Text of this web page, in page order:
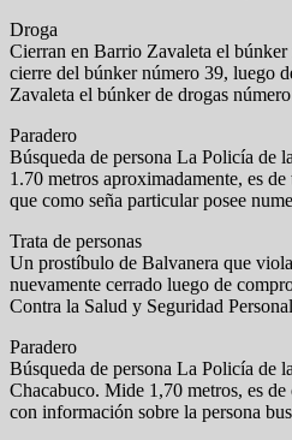
Droga
Cierran en Barrio Zavaleta el
cierre del búnker número 39, luego
Zavaleta el búnker de drogas
Paradero
Búsqueda de persona La Policía de
1.70 metros aproximadamente, es
que como seña particular posee
Trata de personas
Un prostíbulo de Balvanera que
nuevamente cerrado luego de
Contra la Salud y Seguridad
Paradero
Búsqueda de persona La Policía de
Chacabuco. Mide 1,70 metros, es
con información sobre la persona